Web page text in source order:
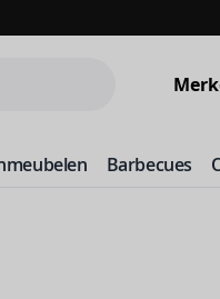
Barbecues